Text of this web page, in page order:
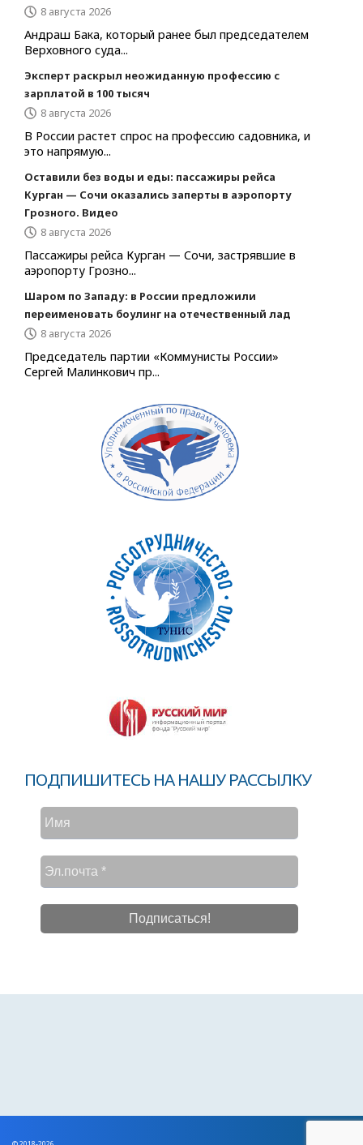
8 августа 2026
Андраш Бака, который ранее был председателем
Верховного суда...
Эксперт раскрыл неожиданную профессию с
зарплатой в 100 тысяч
8 августа 2026
В России растет спрос на профессию садовника, и
это напрямую...
Оставили без воды и еды: пассажиры рейса
Курган — Сочи оказались заперты в аэропорту
Грозного. Видео
8 августа 2026
Пассажиры рейса Курган — Сочи, застрявшие в
аэропорту Грозно...
Шаром по Западу: в России предложили
переименовать боулинг на отечественный лад
8 августа 2026
Председатель партии «Коммунисты России»
Сергей Малинкович пр...
ПОДПИШИТЕСЬ НА НАШУ РАССЫЛКУ